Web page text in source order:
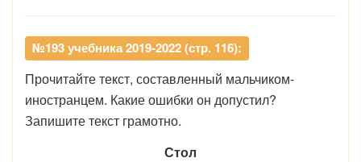
№193 учебника 2019-2022 (стр. 116):
Прочитайте текст, составленный мальчиком-
иностранцем. Какие ошибки он допустил?
Запишите текст грамотно.
Стол